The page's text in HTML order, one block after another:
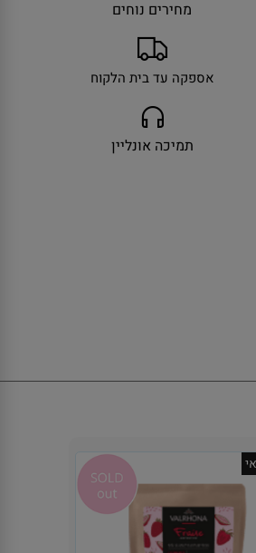
מחירים נוחים
אספקה עד בית הלקוח
תמיכה אונליין